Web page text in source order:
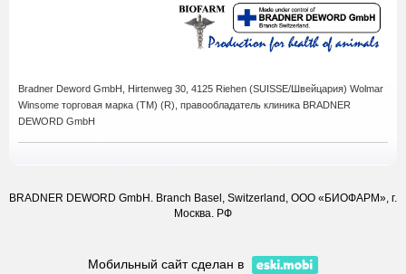
Bradner Deword GmbH, Hirtenweg 30, 4125 Riehen (SUISSE/Швейцария) Wolmar
Winsome торговая марка (ТМ) (R), правообладатель клиника BRADNER
DEWORD GmbH
BRADNER DEWORD GmbH. Branch Basel, Switzerland, ООО «БИОФАРМ», г.
Москва. РФ
Мобильный сайт сделан в